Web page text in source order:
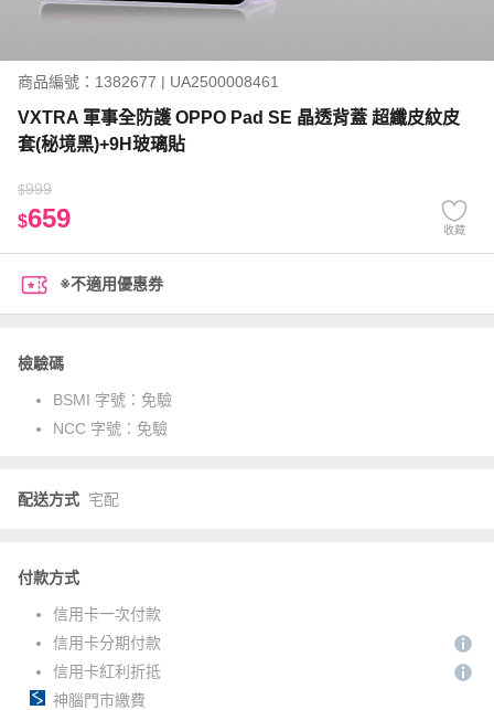
商品編號：1382677 | UA2500008461
VXTRA 軍事全防護 OPPO Pad SE 晶透背蓋 超纖皮紋皮
套(秘境黑)+9H玻璃貼
$999
$659 收藏
※不適用優惠券
檢驗碼
BSMI 字號： 免驗
NCC 字號： 免驗
配送方式 宅配
付款方式
信用卡一次付款
信用卡分期付款
信用卡紅利折抵
神腦門市繳費